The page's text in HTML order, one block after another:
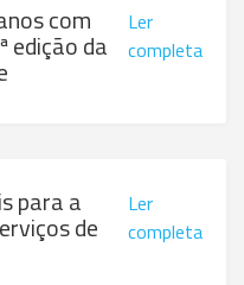
com
edição da
Ler
completa
para a
de
Ler
completa